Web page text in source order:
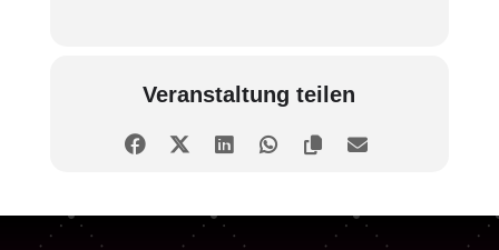
Veranstaltung teilen